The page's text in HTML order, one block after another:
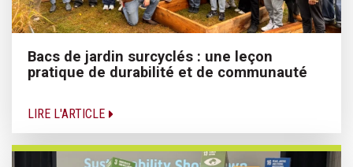
Bacs de jardin surcyclés : une leçon
pratique de durabilité et de communauté
LIRE L'ARTICLE